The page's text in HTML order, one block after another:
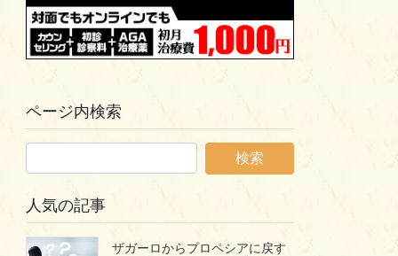
ページ内検索
人気の記事
ザガーロからプロペシアに戻す